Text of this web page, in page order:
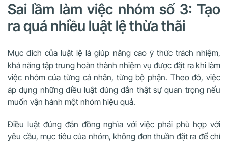
Sai lầm làm việc nhóm số 3: Tạo
ra quá nhiều luật lệ thừa thãi
Mục đích của luật lệ là giúp nâng cao ý thức trách nhiệm,
khả năng tập trung hoàn thành nhiệm vụ được đặt ra khi làm
việc nhóm của từng cá nhân, từng bộ phận. Theo đó, việc
áp dụng những điều luật đúng đắn thật sự quan trọng nếu
muốn vận hành một nhóm hiệu quả.
Điều luật đúng đắn đồng nghĩa với việc phải phù hợp với
yêu cầu, mục tiêu của nhóm, không đơn thuần đặt ra để chỉ